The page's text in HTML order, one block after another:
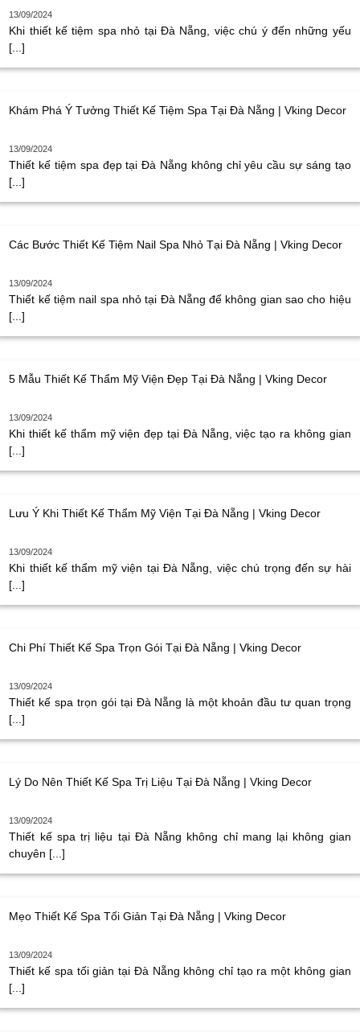
13/09/2024
Khi thiết kế tiệm spa nhỏ tại Đà Nẵng, việc chú ý đến những yếu
[...]
Khám Phá Ý Tưởng Thiết Kế Tiệm Spa Tại Đà Nẵng | Vking Decor
13/09/2024
Thiết kế tiệm spa đẹp tại Đà Nẵng không chỉ yêu cầu sự sáng tạo
[...]
Các Bước Thiết Kế Tiệm Nail Spa Nhỏ Tại Đà Nẵng | Vking Decor
13/09/2024
Thiết kế tiệm nail spa nhỏ tại Đà Nẵng để không gian sao cho hiệu
[...]
5 Mẫu Thiết Kế Thẩm Mỹ Viện Đẹp Tại Đà Nẵng | Vking Decor
13/09/2024
Khi thiết kế thẩm mỹ viện đẹp tại Đà Nẵng, việc tạo ra không gian
[...]
Lưu Ý Khi Thiết Kế Thẩm Mỹ Viện Tại Đà Nẵng | Vking Decor
13/09/2024
Khi thiết kế thẩm mỹ viện tại Đà Nẵng, việc chú trọng đến sự hài
[...]
Chi Phí Thiết Kế Spa Trọn Gói Tại Đà Nẵng | Vking Decor
13/09/2024
Thiết kế spa trọn gói tại Đà Nẵng là một khoản đầu tư quan trọng
[...]
Lý Do Nên Thiết Kế Spa Trị Liệu Tại Đà Nẵng | Vking Decor
13/09/2024
Thiết kế spa trị liệu tại Đà Nẵng không chỉ mang lại không gian
chuyên [...]
Mẹo Thiết Kế Spa Tối Giản Tại Đà Nẵng | Vking Decor
13/09/2024
Thiết kế spa tối giản tại Đà Nẵng không chỉ tạo ra một không gian
[...]